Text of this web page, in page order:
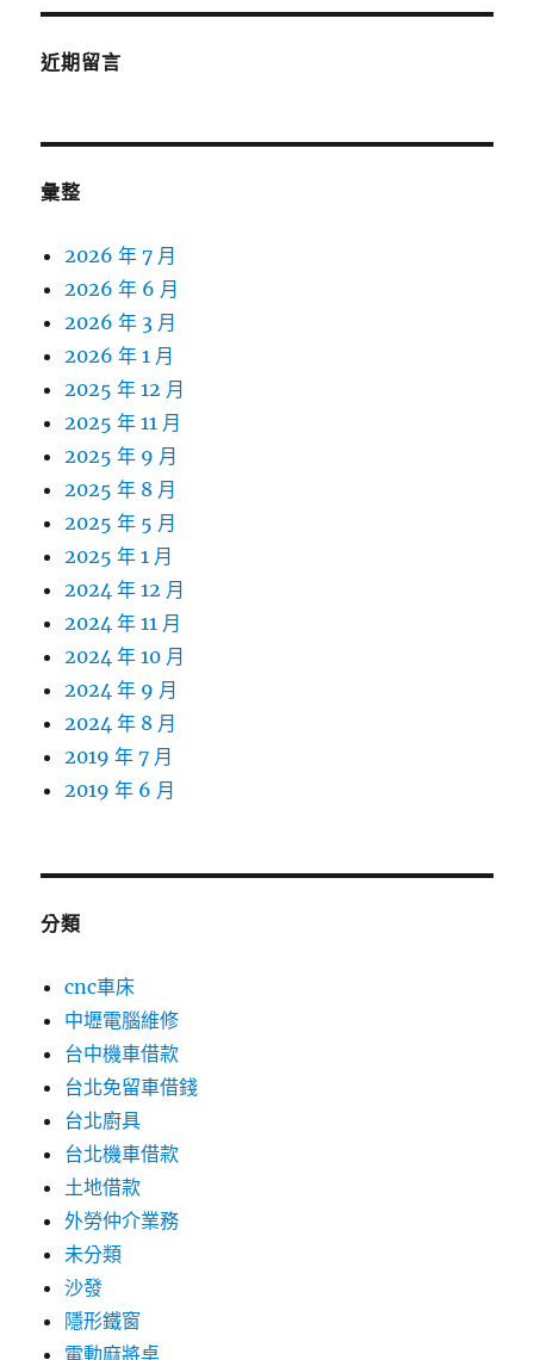
近期留言
彙整
2026 年 7 月
2026 年 6 月
2026 年 3 月
2026 年 1 月
2025 年 12 月
2025 年 11 月
2025 年 9 月
2025 年 8 月
2025 年 5 月
2025 年 1 月
2024 年 12 月
2024 年 11 月
2024 年 10 月
2024 年 9 月
2024 年 8 月
2019 年 7 月
2019 年 6 月
分類
cnc車床
中壢電腦維修
台中機車借款
台北免留車借錢
台北廚具
台北機車借款
土地借款
外勞仲介業務
未分類
沙發
隱形鐵窗
電動麻將桌